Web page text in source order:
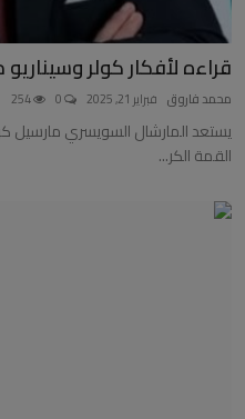
قراءه لأفكار كولر وسيناريو
محمد فاروق فبراير 21, 2025
يستعد المارشال السويسري مارسيل
القمة الكر...